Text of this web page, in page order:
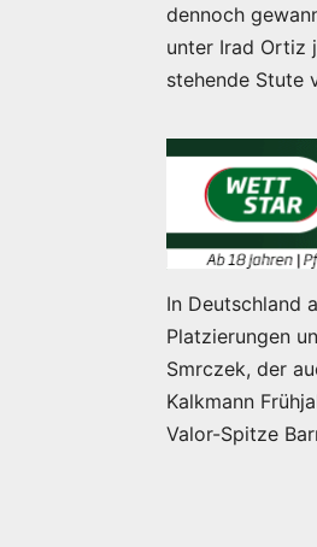
dennoch
unter Irad Ortiz
stehende Stute
In Deutschland
Platzierungen
Smrczek, der
Kalkmann
Valor-Spitze